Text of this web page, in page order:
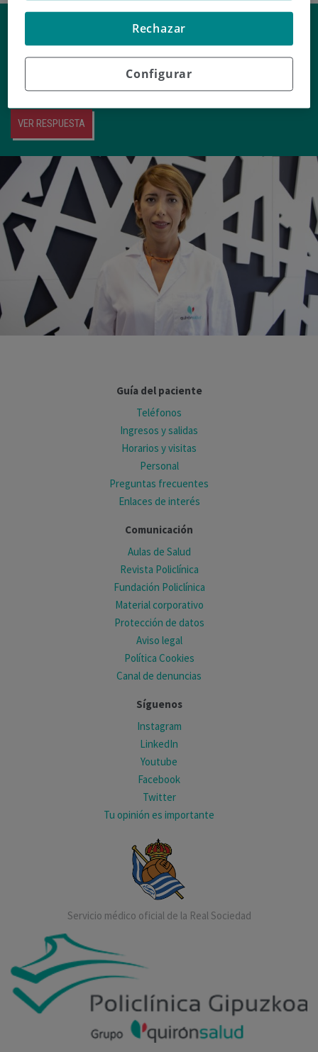
¿Por qué salen los orzuelos?
Lourdes Rosalía Ruiz Veraresponde a esta
y otras preguntas en nuestra sección de
Preguntas médicas.
VER RESPUESTA
Guía del paciente
Teléfonos
Ingresos y salidas
Horarios y visitas
Personal
Preguntas frecuentes
Enlaces de interés
Comunicación
Aulas de Salud
Revista Policlínica
Fundación Policlínica
Material corporativo
Protección de datos
Aviso legal
Política Cookies
Canal de denuncias
Síguenos
Instagram
LinkedIn
Youtube
Facebook
Twitter
Tu opinión es importante
Servicio médico oficial de la Real Sociedad
Configurar
Rechazar